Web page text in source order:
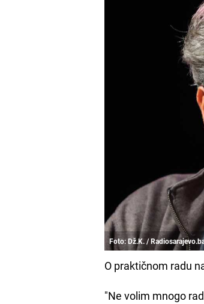
Foto: Dž.K. /
O praktičnom radu
"Ne volim mnogo